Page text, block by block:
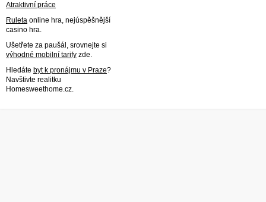
Atraktivní práce
Ruleta online hra, nejúspěšnější
casino hra.
Ušetřete za paušál, srovnejte si
výhodné mobilní tarify zde.
Hledáte byt k pronájmu v Praze?
Navštivte realitku
Homesweethome.cz.